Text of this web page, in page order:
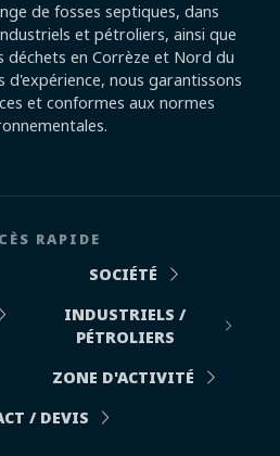
de fosses septiques, dans
et pétroliers, ainsi que
déchets en Corrèze et Nord du
d'expérience, nous garantissons
et conformes aux normes
RAPIDE
SOCIÉTÉ
INDUSTRIELS /
PÉTROLIERS
ZONE D'ACTIVITÉ
/ DEVIS